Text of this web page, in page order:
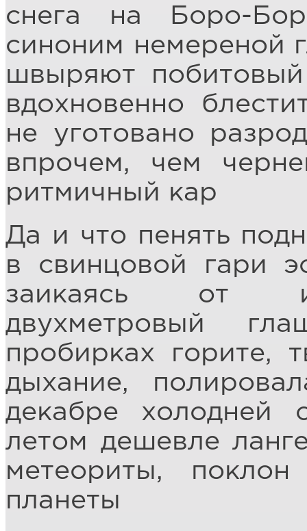
снега на Боро-
синоним немереной
швыряют
вдохновенно
не уготовано
впрочем, чем
ритмичный кар
Да и что пенять
в свинцовой гари
заикаясь от
двухметровый
пробирках горите,
дыхание,
декабре холодней
летом дешевле
метеориты,
планеты